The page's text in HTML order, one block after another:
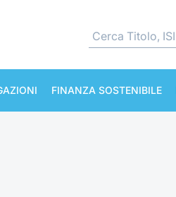
FINANZA SOSTENIBILE